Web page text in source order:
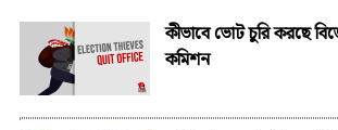
কীভাবে ভোট চুরি করছে
কমিশন